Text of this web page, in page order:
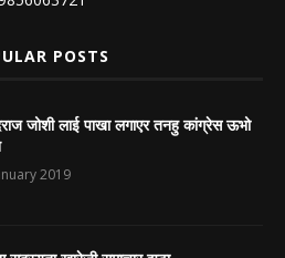
POSTS
जोशी लाई पाखा लगाएर तनहु कांग्रेस ऊभो
2019